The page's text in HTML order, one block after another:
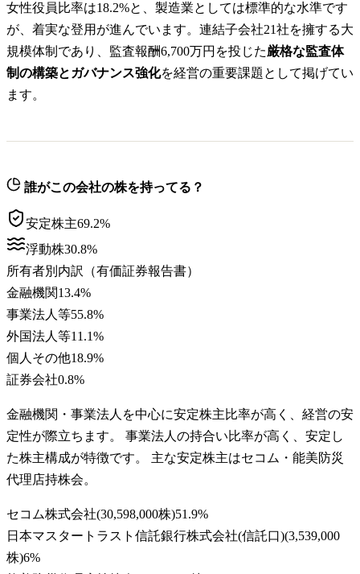
女性役員比率は18.2%と、製造業としては標準的な水準です
が、着実な登用が進んでいます。連結子会社21社を擁する大
規模体制であり、監査報酬6,700万円を投じた厳格な監査体
制の構築とガバナンス強化を経営の重要課題として掲げてい
ます。
誰がこの会社の株を持ってる？
安定株主69.2%
浮動株30.8%
所有者別内訳（有価証券報告書）
金融機関13.4%
事業法人等55.8%
外国法人等11.1%
個人その他18.9%
証券会社0.8%
金融機関・事業法人を中心に安定株主比率が高く、経営の安
定性が際立ちます。 事業法人の持合い比率が高く、安定し
た株主構成が特徴です。 主な安定株主はセコム・能美防災
代理店持株会。
セコム株式会社(30,598,000株)51.9%
日本マスタートラスト信託銀行株式会社(信託口)(3,539,000
株)6%